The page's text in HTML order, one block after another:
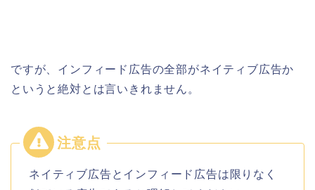
ですが、インフィード広告の全部がネイティブ広告か
というと絶対とは言いきれません。
ネイティブ広告とインフィード広告は限りなく